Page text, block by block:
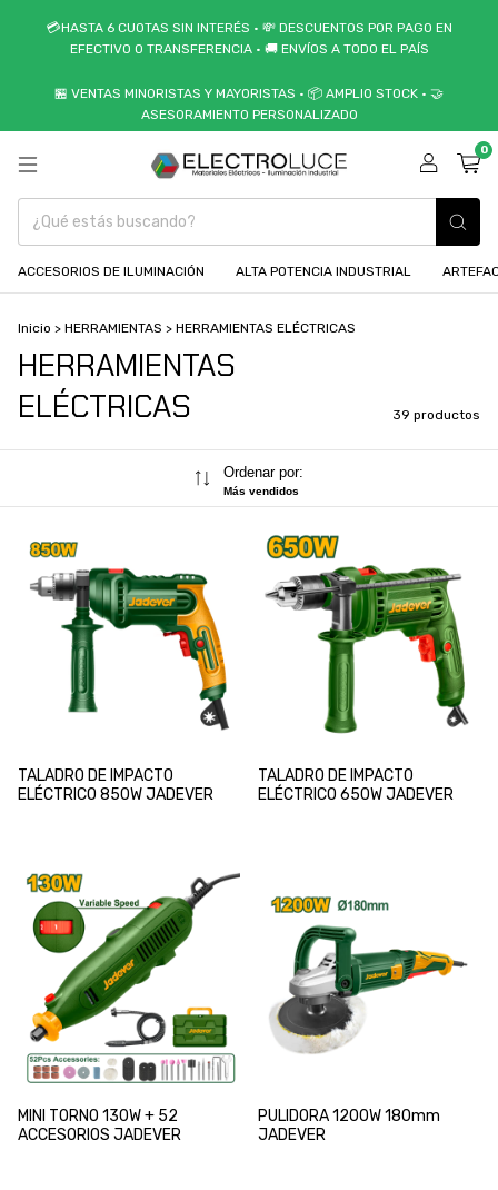
💳HASTA 6 CUOTAS SIN INTERÉS • 💸 DESCUENTOS POR PAGO EN
EFECTIVO O TRANSFERENCIA • 🚚 ENVÍOS A TODO EL PAÍS
🏪 VENTAS MINORISTAS Y MAYORISTAS • 📦 AMPLIO STOCK • 🤝
ASESORAMIENTO PERSONALIZADO
0
ACCESORIOS DE ILUMINACIÓN ALTA POTENCIA INDUSTRIAL
Inicio > HERRAMIENTAS > HERRAMIENTAS ELÉCTRICAS
HERRAMIENTAS
ELÉCTRICAS
39 productos
Ordenar por:
Más vendidos
TALADRO DE IMPACTO
ELÉCTRICO 850W JADEVER
TALADRO DE IMPACTO
ELÉCTRICO 650W JADEVER
MINI TORNO 130W + 52
ACCESORIOS JADEVER
PULIDORA 1200W 180mm
JADEVER